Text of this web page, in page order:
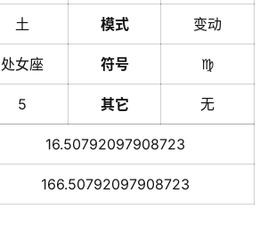
土 模式 变动
处女座 符号 ♍️
5 其它 无
16.50792097908723
166.50792097908723